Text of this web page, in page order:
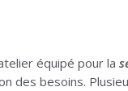
équipé pour la
des besoins.